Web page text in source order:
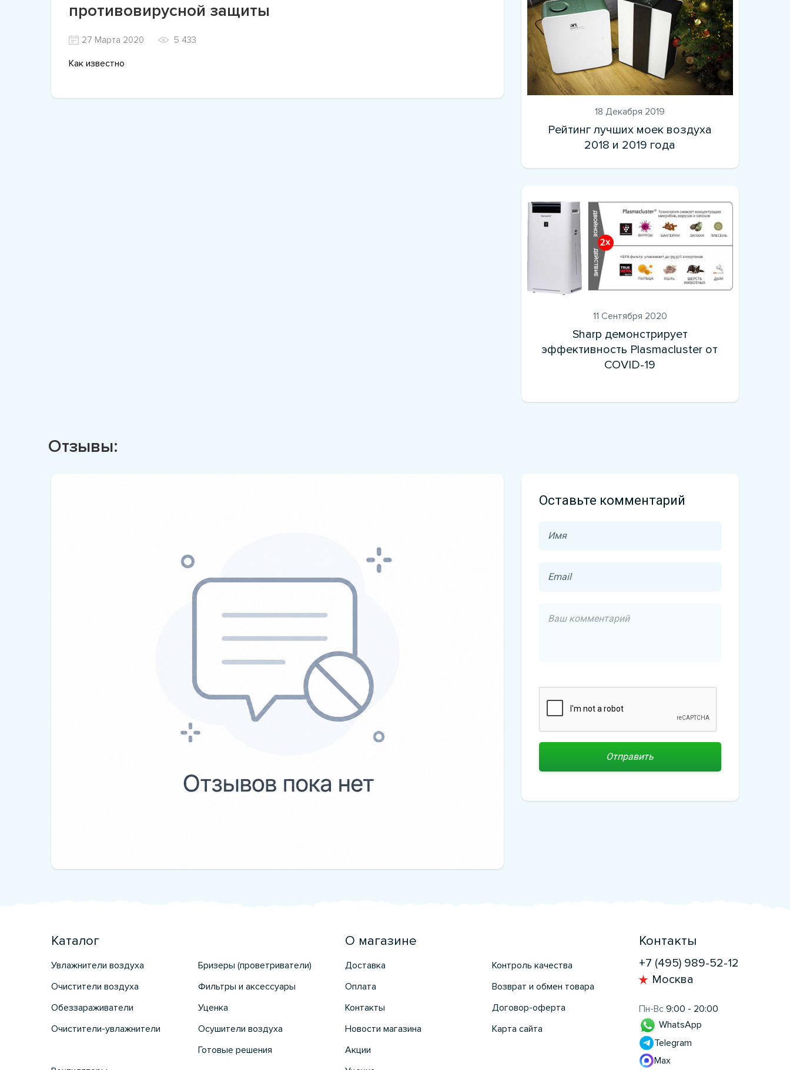
противовирусной защиты
27 Марта 2020 5 433
Как известно
18 Декабря 2019
Рейтинг лучших моек воздуха
2018 и 2019 года
11 Сентября 2020
Sharp демонстрирует
эффективность Plasmacluster от
COVID-19
Отзывы:
Оставьте комментарий
Каталог
Увлажнители воздуха
Очистители воздуха
Обеззараживатели
Очистители-увлажнители
Бризеры (проветриватели)
Фильтры и аксессуары
Уценка
Осушители воздуха
Готовые решения
О магазине
Доставка
Оплата
Контакты
Новости магазина
Акции
Контроль качества
Возврат и обмен товара
Договор-оферта
Карта сайта
Контакты
+7 (495) 989-52-12
Москва
Пн-Вс 9:00 - 20:00
WhatsApp
Telegram
Max